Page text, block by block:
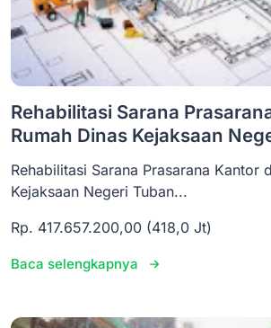
Rehabilitasi Sarana
Rumah Dinas Kejaksaan
Rehabilitasi Sarana Prasarana Kantor
Kejaksaan Negeri Tuban...
Rp. 417.657.200,00 (418,0 Jt)
Baca selengkapnya